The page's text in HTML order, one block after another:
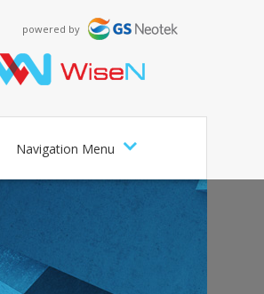
powered by
Navigation Menu